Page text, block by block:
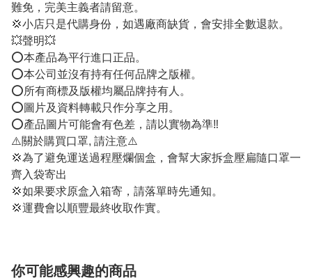
難免，完美主義者請留意。
💢小店只是代購身份，如遇廠商缺貨，會安排全數退款。
💥聲明💥
⭕️本產品為平行進口正品。
⭕️本公司並沒有持有任何品牌之版權。
⭕️所有商標及版權均屬品牌持有人。
⭕️圖片及資料轉載只作分享之用。
⭕️產品圖片可能會有色差，請以實物為準‼️
⚠️關於購買口罩, 請注意⚠️
💢為了避免運送過程壓爛個盒，會幫大家拆盒壓扁隨口罩一
齊入袋寄出
💢如果要求原盒入箱寄，請落單時先通知。
💢運費會以順豐最終收取作實。
你可能感興趣的商品